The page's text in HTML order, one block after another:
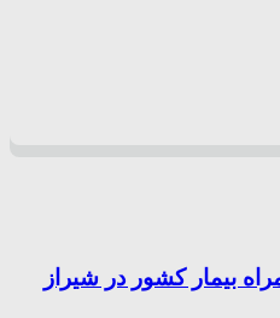
بیمار کشور در شیراز